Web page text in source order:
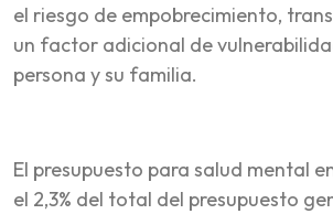
el riesgo de empobrecimiento,
un factor adicional de
persona y su familia.
El presupuesto para salud mental
el 2,3% del total del presupuesto